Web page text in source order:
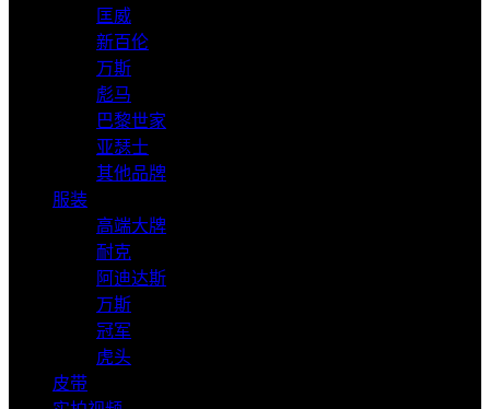
匡威
新百伦
万斯
彪马
巴黎世家
亚瑟士
其他品牌
服装
高端大牌
耐克
阿迪达斯
万斯
冠军
虎头
皮带